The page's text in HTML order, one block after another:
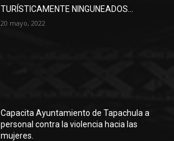
TURÍSTICAMENTE NINGUNEADOS…
20 mayo, 2022
Capacita Ayuntamiento de Tapachula a
personal contra la violencia hacia las
mujeres.